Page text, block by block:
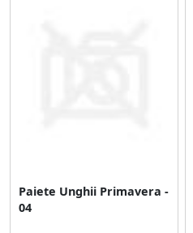
Paiete Unghii Primavera -
04